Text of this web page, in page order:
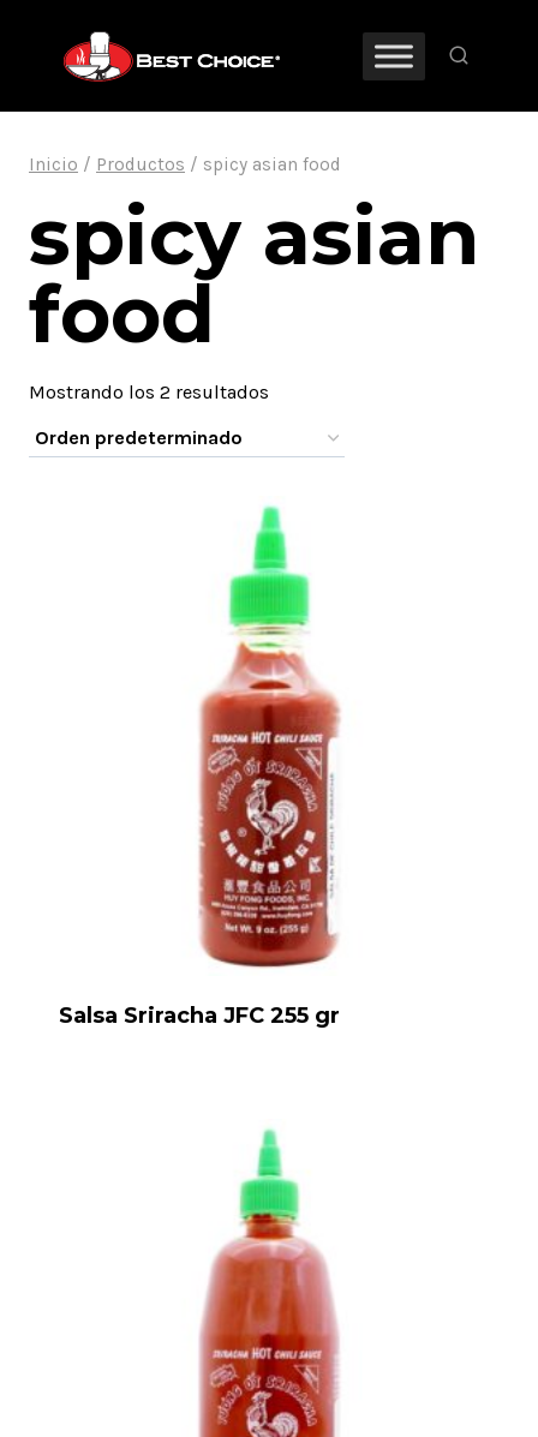
contenido
Inicio / Productos / spicy asian food
spicy asian
food
Mostrando los 2 resultados
Salsa Sriracha JFC 255 gr